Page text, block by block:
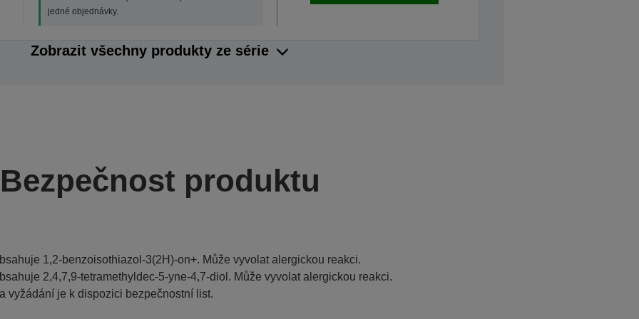
jedné objednávky.
Zobrazit všechny produkty ze série
Bezpečnost produktu
1,2-benzoisothiazol-3(2H)-on+. Může vyvolat alergickou reakci.
2,4,7,9-tetramethyldec-5-yne-4,7-diol. Může vyvolat alergickou reakci.
vyžádání je k dispozici bezpečnostní list.